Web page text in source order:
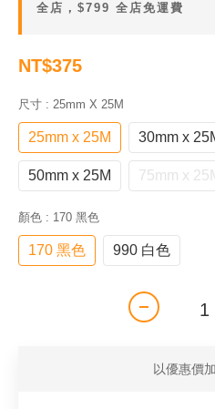
全店，$799 全店免運費
NT$375
尺寸 : 25mm X 25M
25mm x 25M 30mm x
50mm x 25M 75mm x
顏色 : 170 黑色
170 黑色 990 白色
以優惠價